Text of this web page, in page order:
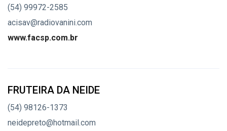
(54) 99972-2585
acisav@radiovanini.com
www.facsp.com.br
FRUTEIRA DA NEIDE
(54) 98126-1373
neidepreto@hotmail.com